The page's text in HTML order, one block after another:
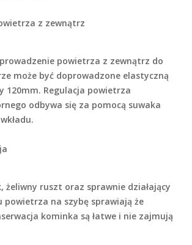
z zewnątrz
powietrza z zewnątrz do
może być doprowadzone elastyczną
120mm. Regulacja powietrza
odbywa się za pomocą suwaka
żeliwny ruszt oraz sprawnie działający
powietrza na szybę sprawiają że
kominka są łatwe i nie zajmują